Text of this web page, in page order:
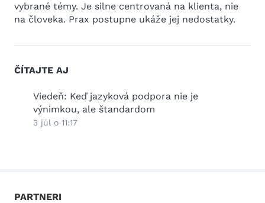
vybrané témy. Je silne centrovaná na klienta, nie
na človeka. Prax postupne ukáže jej nedostatky.
ČÍTAJTE AJ
Viedeň: Keď jazyková podpora nie je
výnimkou, ale štandardom
3 júl o 11:17
PARTNERI